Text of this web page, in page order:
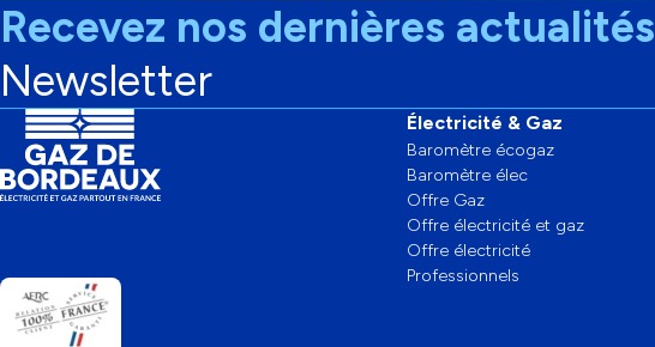
Recevez nos dernières actualités
Newsletter
Électricité & Gaz
Baromètre écogaz
Baromètre élec
Offre Gaz
Offre électricité et gaz
Offre électricité
Professionnels